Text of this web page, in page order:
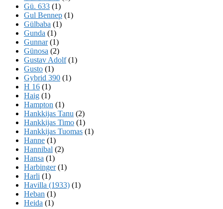
Gü. 633 (1)
Gul Bennep (1)
Gülbaba (1)
Gunda (1)
Gunnar(1)
Günosa (2)
Gustav Adolf(1)
Gusto (1)
Gybrid 390 (1)
H 16 (1)
Haig (1)
Hampton (1)
Hankkijas Tanu (2)
Hankkijas Timo (1)
Hankkijas Tuomas (1)
Hanne (1)
Hannibal (2)
Hansa (1)
Harbinger(1)
Harli (1)
Havilla (1933) (1)
Heban (1)
Heida (1)